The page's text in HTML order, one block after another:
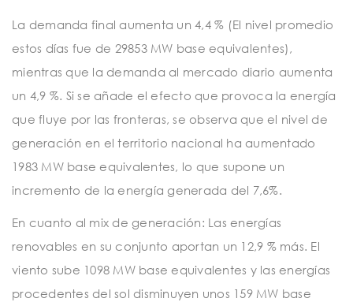
La demanda final aumenta un 4,4 % (El nivel promedio
estos días fue de 29853 MW base equivalentes),
mientras que la demanda al mercado diario aumenta
un 4,9 %. Si se añade el efecto que provoca la energía
que fluye por las fronteras, se observa que el nivel de
generación en el territorio nacional ha aumentado
1983 MW base equivalentes, lo que supone un
incremento de la energía generada del 7,6%.
En cuanto al mix de generación: Las energías
renovables en su conjunto aportan un 12,9 % más. El
viento sube 1098 MW base equivalentes y las energías
procedentes del sol disminuyen unos 159 MW base